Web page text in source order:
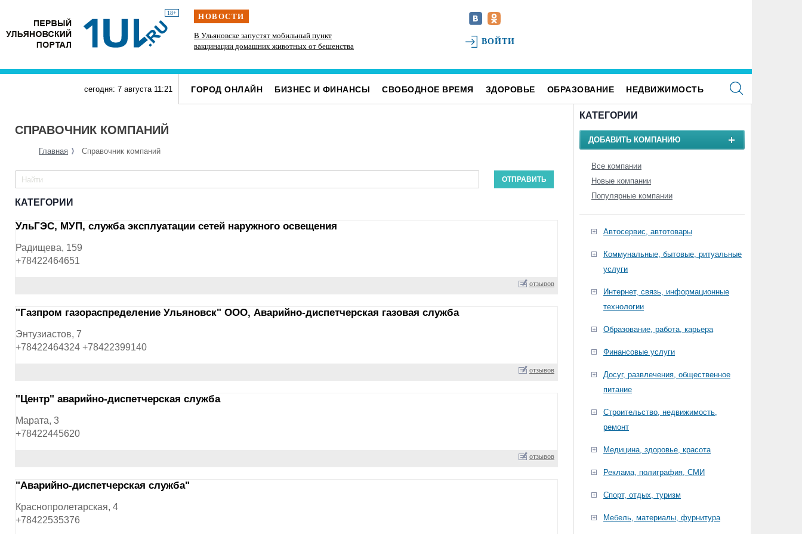
18+ НОВОСТИ
Техникумы и колледжи Ульяновской области
готовят к новому учебному году
В Ульяновске запустят мобильный пункт
вакцинации домашних животных от бешенства
Расширяют до четырёх полос. Дорожники
вышли на финишную прямую с ремонтом
ВОЙТИ
сегодня: 7 августа 11:21 ГОРОД ОНЛАЙН БИЗНЕС И ФИНАНСЫ СВОБОДНОЕ ВРЕМЯ ЗДОРОВЬЕ ОБРАЗОВАНИЕ НЕДВИЖИМОСТЬ
СПРАВОЧНИК КОМПАНИЙ
Главная Справочник компаний
КАТЕГОРИИ
УльГЭС, МУП, служба эксплуатации сетей наружного освещения
Радищева, 159
+78422464651
отзывов
"Газпром газораспределение Ульяновск" ООО, Аварийно-диспетчерская газовая служба
Энтузиастов, 7
+78422464324 +78422399140
отзывов
"Центр" аварийно-диспетчерская служба
Марата, 3
+78422445620
отзывов
"Аварийно-диспетчерская служба"
Краснопролетарская, 4
+78422535376
КАТЕГОРИИ
ДОБАВИТЬ КОМПАНИЮ
Все компании
Новые компании
Популярные компании
Автосервис, автотовары
Коммунальные, бытовые, ритуальные
услуги
Интернет, связь, информационные
технологии
Образование, работа, карьера
Финансовые услуги
Досуг, развлечения, общественное
питание
Строительство, недвижимость,
ремонт
Медицина, здоровье, красота
Реклама, полиграфия, СМИ
Спорт, отдых, туризм
Мебель, материалы, фурнитура